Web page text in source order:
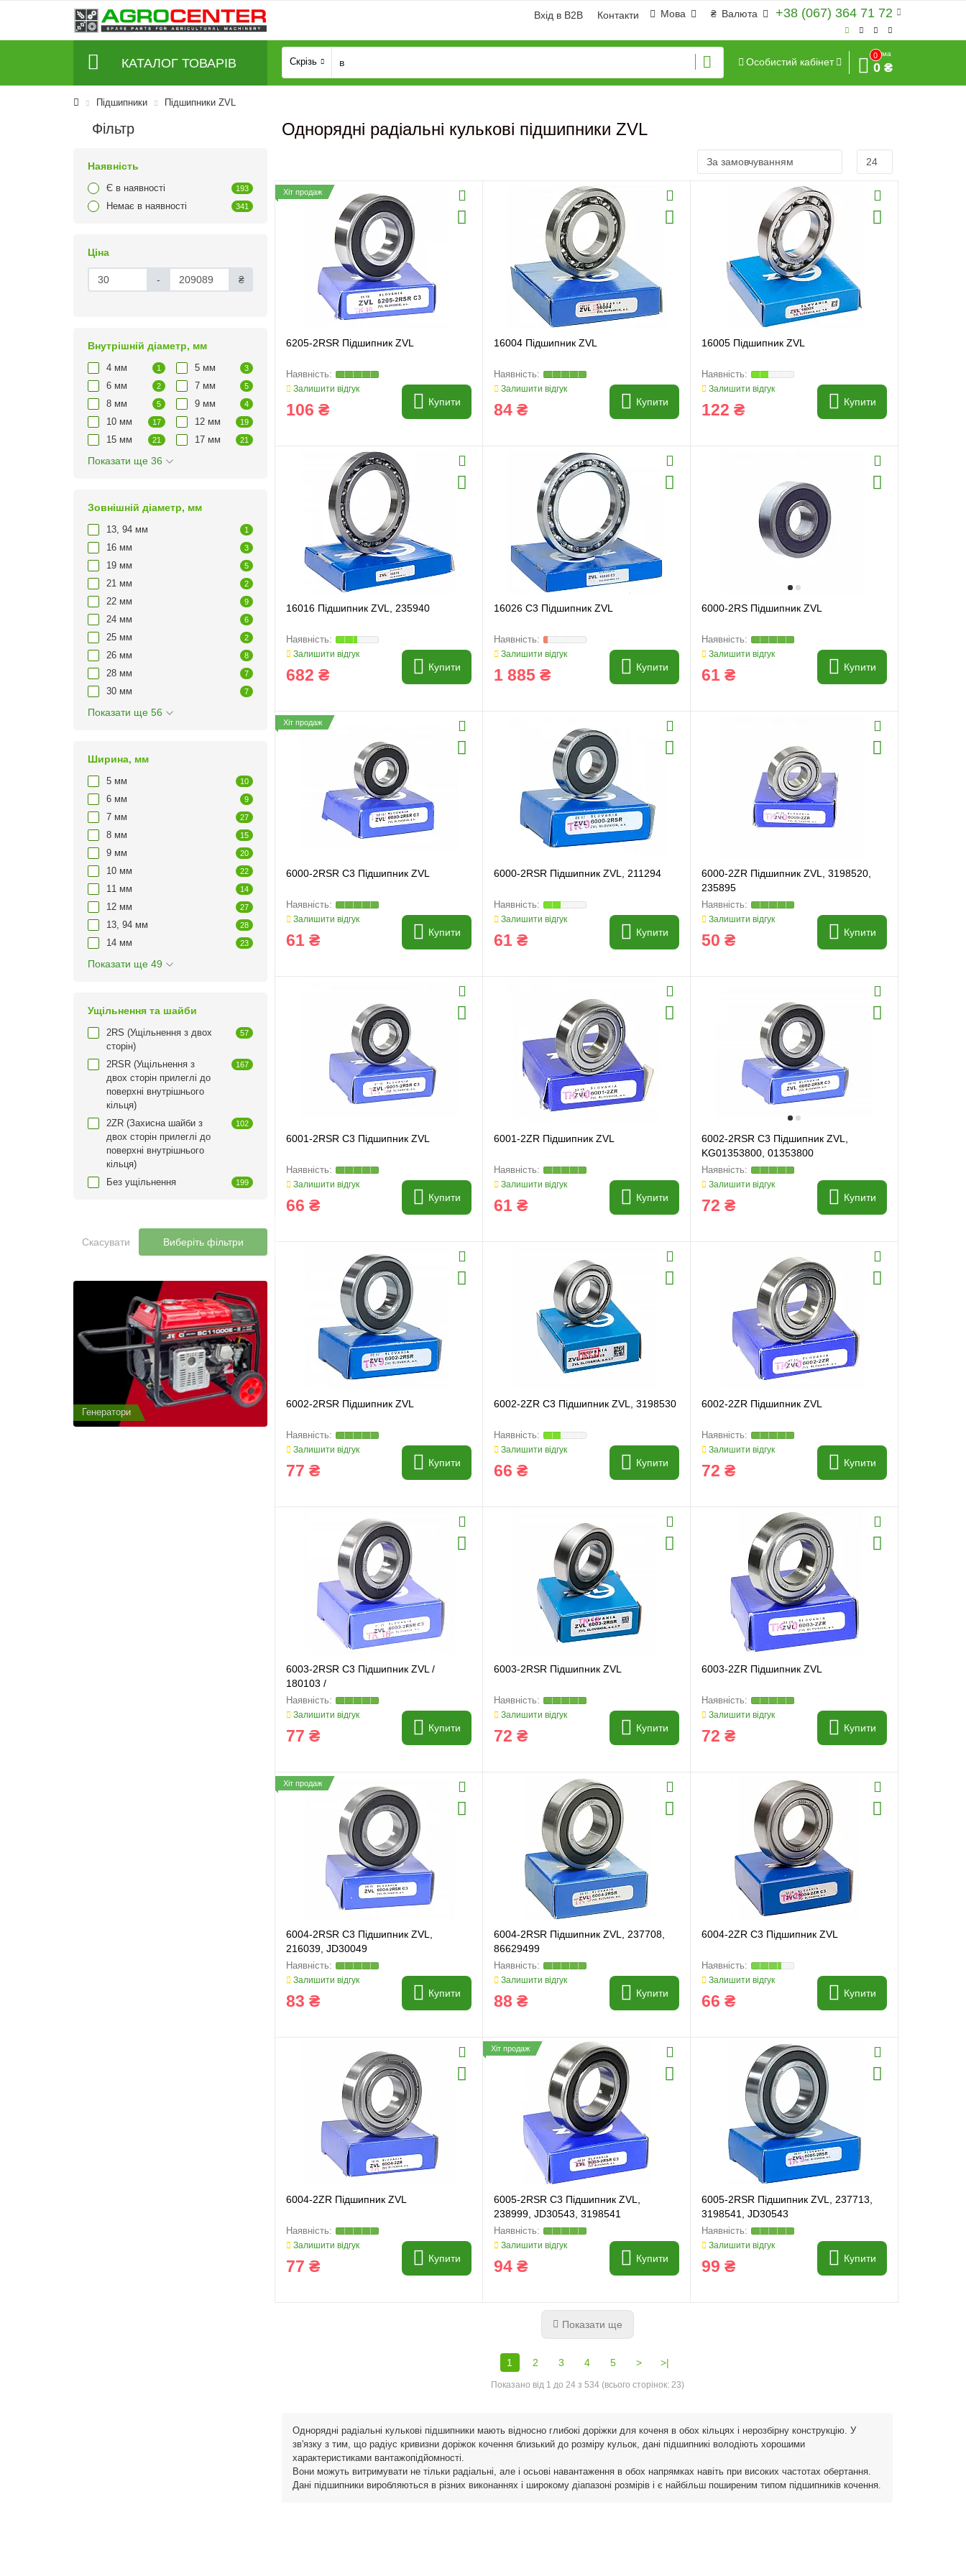
+38 (067) 364 71 72
₴ Валюта
Мова
Вхід в B2B Контакти
КАТАЛОГ ТОВАРІВ Скрізь Особистий кабінет
0
Сума
0 ₴
Підшипники Підшипники ZVL
Фільтр
Наявність
Є в наявності 193
Немає в наявності 341
Ціна
- ₴
Внутрішній діаметр, мм
4 мм 1 5 мм 3
6 мм 2 7 мм 5
8 мм 5 9 мм 4
10 мм 17 12 мм 19
15 мм 21 17 мм 21
Показати ще 36
Зовнішній діаметр, мм
13, 94 мм 1
16 мм 3
19 мм 5
21 мм 2
22 мм 9
24 мм 6
25 мм 2
26 мм 8
28 мм 7
30 мм 7
Показати ще 56
Ширина, мм
5 мм 10
6 мм 9
7 мм 27
8 мм 15
9 мм 20
10 мм 22
11 мм 14
12 мм 27
13, 94 мм 28
14 мм 23
Показати ще 49
Ущільнення та шайби
2RS (Ущільнення з двох
сторін)
57
2RSR (Ущільнення з
двох сторін прилеглі до
поверхні внутрішнього
кільця)
167
2ZR (Захисна шайби з
двох сторін прилеглі до
поверхні внутрішнього
кільця)
102
Без ущільнення 199
Скасувати Виберіть фільтри
Генератори
Однорядні радіальні кулькові підшипники ZVL
Хіт продаж
6205-2RSR Підшипник ZVL
Залишити відгук
106 ₴ Купити
16004 Підшипник ZVL
Залишити відгук
84 ₴ Купити
16005 Підшипник ZVL
Залишити відгук
122 ₴ Купити
16016 Підшипник ZVL, 235940
Залишити відгук
682 ₴ Купити
16026 C3 Підшипник ZVL
Залишити відгук
1 885 ₴ Купити
6000-2RS Підшипник ZVL
Залишити відгук
61 ₴ Купити
Хіт продаж
6000-2RSR C3 Підшипник ZVL
Залишити відгук
61 ₴ Купити
6000-2RSR Підшипник ZVL, 211294
Залишити відгук
61 ₴ Купити
6000-2ZR Підшипник ZVL, 3198520,
235895
Залишити відгук
50 ₴ Купити
6001-2RSR C3 Підшипник ZVL
Залишити відгук
66 ₴ Купити
6001-2ZR Підшипник ZVL
Залишити відгук
61 ₴ Купити
6002-2RSR C3 Підшипник ZVL,
KG01353800, 01353800
Залишити відгук
72 ₴ Купити
6002-2RSR Підшипник ZVL
Залишити відгук
77 ₴ Купити
6002-2ZR C3 Підшипник ZVL, 3198530
Залишити відгук
66 ₴ Купити
6002-2ZR Підшипник ZVL
Залишити відгук
72 ₴ Купити
6003-2RSR C3 Підшипник ZVL /
180103 /
Залишити відгук
77 ₴ Купити
6003-2RSR Підшипник ZVL
Залишити відгук
72 ₴ Купити
6003-2ZR Підшипник ZVL
Залишити відгук
72 ₴ Купити
Хіт продаж
6004-2RSR C3 Підшипник ZVL,
216039, JD30049
Залишити відгук
83 ₴ Купити
6004-2RSR Підшипник ZVL, 237708,
86629499
Залишити відгук
88 ₴ Купити
6004-2ZR C3 Підшипник ZVL
Залишити відгук
66 ₴ Купити
6004-2ZR Підшипник ZVL
Залишити відгук
77 ₴ Купити
Хіт продаж
6005-2RSR C3 Підшипник ZVL,
238999, JD30543, 3198541
Залишити відгук
94 ₴ Купити
6005-2RSR Підшипник ZVL, 237713,
3198541, JD30543
Залишити відгук
99 ₴ Купити
Показати ще
1 2 3 4 5 > >|
Показано від 1 до 24 з 534 (всього сторінок: 23)
Однорядні радіальні кулькові підшипники мають відносно глибокі доріжки для коченя в обох кільцях і нерозбірну конструкцію. У
зв'язку з тим, що радіус кривизни доріжок кочення близький до розміру кульок, дані підшипникі володіють хорошими
характеристиками вантажопідйомності.
Вони можуть витримувати не тільки радіальні, але і осьові навантаження в обох напрямках навіть при високих частотах обертання.
Дані підшипники виробляються в різних виконаннях і широкому діапазоні розмірів і є найбільш поширеним типом підшипників кочення.